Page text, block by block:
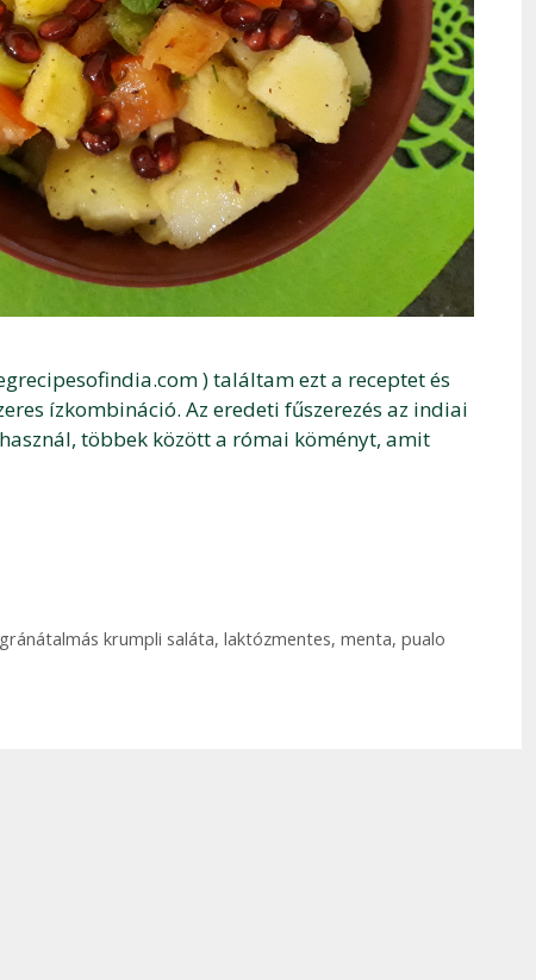
) találtam ezt a receptet és
ízkombináció. Az eredeti fűszerezés az indiai
többek között a római köményt, amit
gránátalmás krumpli saláta, laktózmentes, menta, pualo